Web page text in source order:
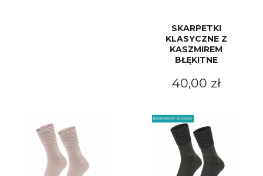
SKARPETKI
KLASYCZNE Z
KASZMIREM
BŁĘKITNE
40,00 zł